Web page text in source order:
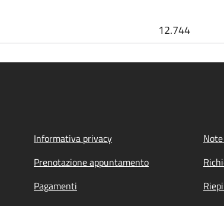
12.744
Informativa privacy
Prenotazione appuntamento
Pagamenti